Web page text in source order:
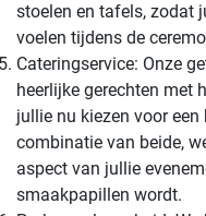
stoelen en tafels, zodat
voelen tijdens de
Cateringservice: Onze
heerlijke gerechten met
jullie nu kiezen voor
combinatie van beide,
aspect van jullie
smaakpapillen wordt.